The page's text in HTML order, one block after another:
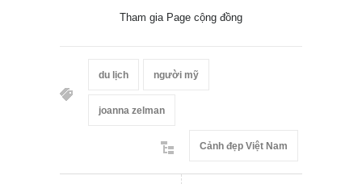
Tham gia Page cộng đồng
du lịch người mỹ
joanna zelman
Cảnh đẹp Việt Nam